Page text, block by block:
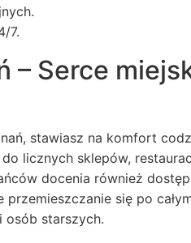
7.
– Serce
stawiasz na komfort
licznych sklepów,
docenia również
się po
osób starszych.